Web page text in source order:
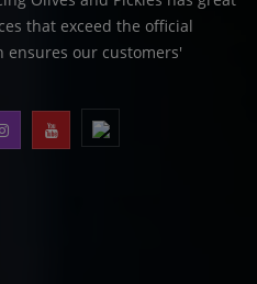
that exceed the official
ensures our customers'